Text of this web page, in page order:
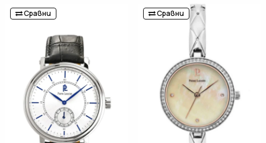
Сравни Сравни